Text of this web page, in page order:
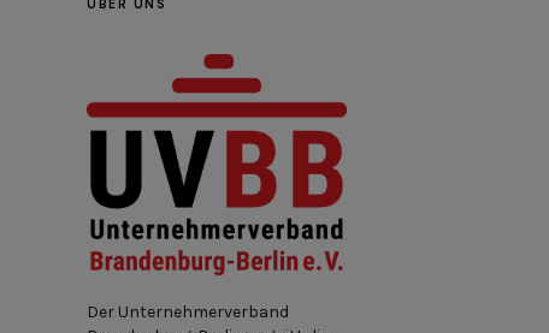
ÜBER UNS
Der Unternehmerverband